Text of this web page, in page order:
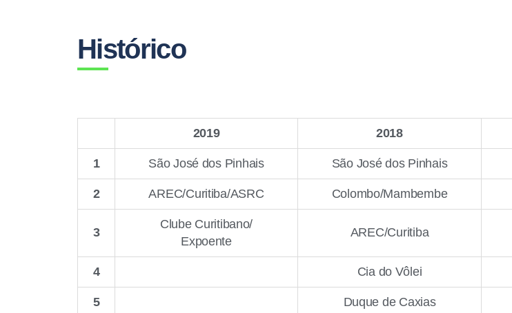
Histórico
2019 2018
1 São José dos Pinhais São José dos Pinhais
2 AREC/Curitiba/ASRC Colombo/Mambembe
3
Clube Curitibano/
Expoente
AREC/Curitiba
4 Cia do Vôlei
5 Duque de Caxias